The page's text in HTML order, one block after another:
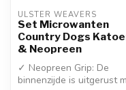
ULSTER WEAVERS
Set Microwanten
Country Dogs
& Neopreen
✓ Neopreen Grip: De
binnenzijde is uitgerust